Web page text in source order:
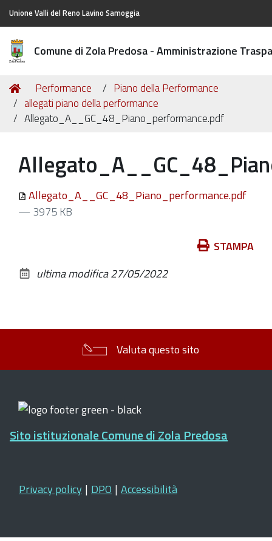
Unione Valli del Reno Lavino Samoggia
Comune di Zola Predosa - Amministrazione
Tu
sei
qui:
Home
Performance
Piano della Performance
allegati piano della performance
Allegato_A__GC_48_Piano_performance.pdf
Allegato_A__GC_48_Piano_performance.pdf
— 3975 KB
documento
STAMPA
ultima modifica27/05/2022
Valuta questo sito
Sito istituzionale Comune di Zola Predosa
Privacy policy | DPO | Accessibilità